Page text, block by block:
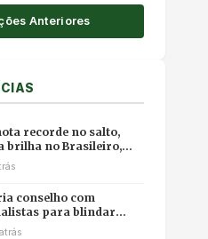
Anteriores
recorde no salto,
brilha no Brasileiro,
físico e abre mão
conselho com
para blindar
contra desinformação